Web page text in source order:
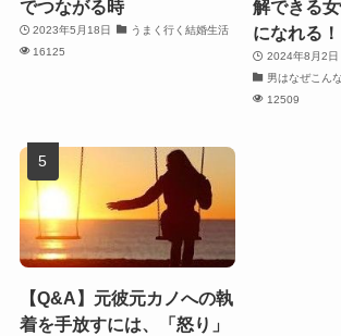
でつながる時
2023年5月18日
うまく行く結婚生活
16125
解できる
になれる！
2024年8月2日
男はなぜこん
12509
【Q&A】元彼元カノへの執
着を手放すには、「怒り」